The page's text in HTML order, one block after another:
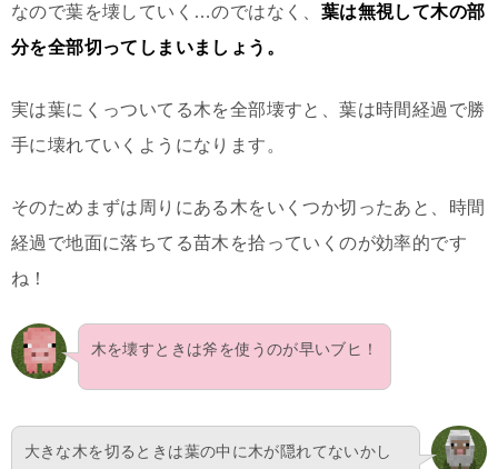
なので葉を壊していく…のではなく、 葉は無視して木の部
分を全部切ってしまいましょう。
実は葉にくっついてる木を全部壊すと、葉は時間経過で勝
手に壊れていくようになります。
そのためまずは周りにある木をいくつか切ったあと、時間
経過で地面に落ちてる苗木を拾っていくのが効率的です
ね！
木を壊すときは斧を使うのが早いブヒ！
大きな木を切るときは葉の中に木が隠れてないかし